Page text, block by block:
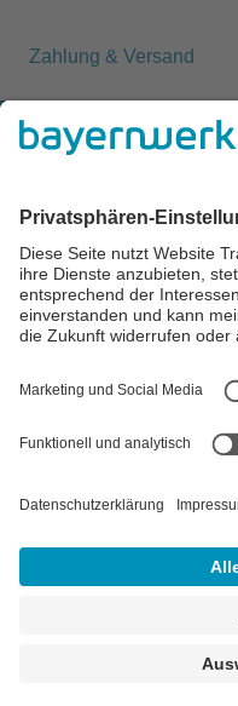
Zahlung & Versand
Impressum
Alle Preise inkl. gesetzl.
ggf.
UStG
wiederaufbereitete
Lieferungen von